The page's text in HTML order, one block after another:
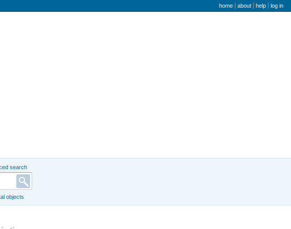
user menu
home about help log in
search
objects